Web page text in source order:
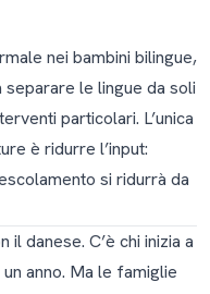
nei bambini bilingue,
separare le lingue da soli
particolari. L’unica
è ridurre l’input:
si ridurrà da
danese. C’è chi inizia a
anno. Ma le famiglie